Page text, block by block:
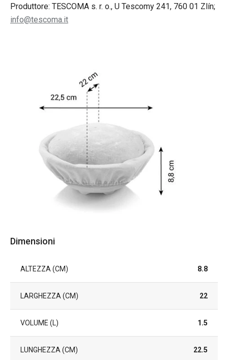
Produttore: TESCOMA s. r. o., U Tescomy 241, 760 01 Zlín;
info@tescoma.it
Dimensioni
ALTEZZA (CM) 8.8
LARGHEZZA (CM) 22
VOLUME (L) 1.5
LUNGHEZZA (CM) 22.5